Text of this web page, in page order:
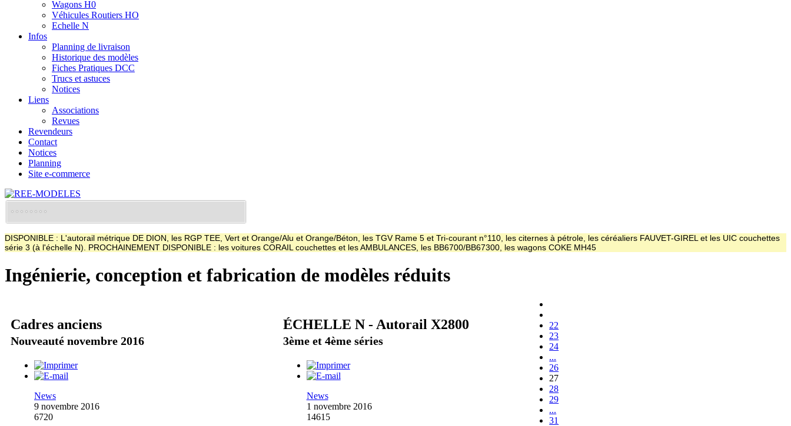
Wagons H0
Véhicules Routiers HO
Echelle N
Infos
Planning de livraison
Historique des modèles
Fiches Pratiques DCC
Trucs et astuces
Notices
Liens
Associations
Revues
Revendeurs
Contact
Notices
Planning
Site e-commerce
DISPONIBLE : L'autorail métrique DE DION, les RGP TEE, Vert et Orange/Alu et Orange/Béton, les TGV Rame 5 et Tri-courant n°110, les citernes à pétrole, les céréaliers FAUVET-GIREL et les UIC couchettes
série 3 (à l'échelle N). PROCHAINEMENT DISPONIBLE : les voitures CORAIL couchettes et les AMBULANCES, les BB6700/BB67300, les wagons COKE MH45
Ingénierie, conception et fabrication de modèles réduits
Cadres anciens
Nouveauté novembre 2016
News
9 novembre 2016
6720
ÉCHELLE N - Autorail X2800
3ème et 4ème séries
News
1 novembre 2016
14615
22
23
24
...
26
27
28
29
...
31